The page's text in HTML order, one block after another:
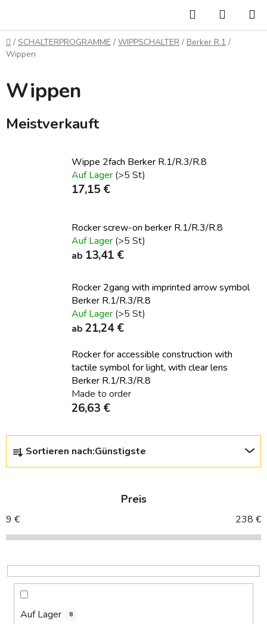
springen
Suchen
Startseite
/ SCHALTERPROGRAMME / WIPPSCHALTER / Berker R.1 /
Wippen
Wippen
Meistverkauft
Wippe 2fach Berker R.1/R.3/R.8
Auf Lager (>5 St)
17,15 €
Rocker screw-on berker R.1/R.3/R.8
Auf Lager (>5 St)
ab 13,41 €
Rocker 2gang with imprinted arrow symbol
Berker R.1/R.3/R.8
Auf Lager (>5 St)
ab 21,24 €
Rocker for accessible construction with
tactile symbol for light, with clear lens
Berker R.1/R.3/R.8
Made to order
26,63 €
P
o
k
t
o
r
Sortieren nach:Günstigste
Preis
9 € 238 €
Auf Lager 8